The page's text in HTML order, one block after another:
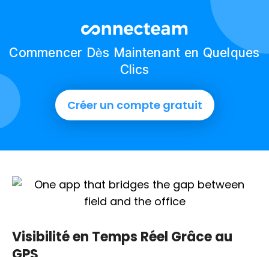
Commencer Dès Maintenant en Quelques
Clics
Créer un compte gratuit
Visibilité en Temps Réel Grâce au